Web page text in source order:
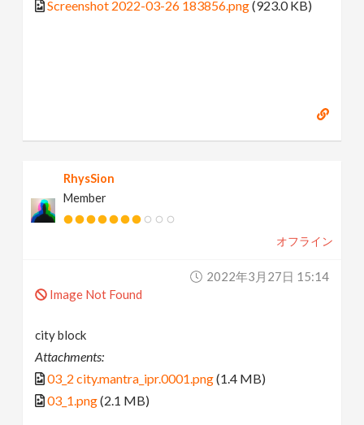
Screenshot 2022-03-26 183856.png(923.0 KB)
RhysSion
Member
オフライン
2022年3月27日 15:14
Image Not Found
city block
Attachments:
03_2 city.mantra_ipr.0001.png(1.4 MB)
03_1.png(2.1 MB)